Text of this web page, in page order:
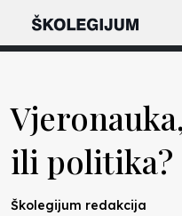
ili politika?
Školegijum redakcija